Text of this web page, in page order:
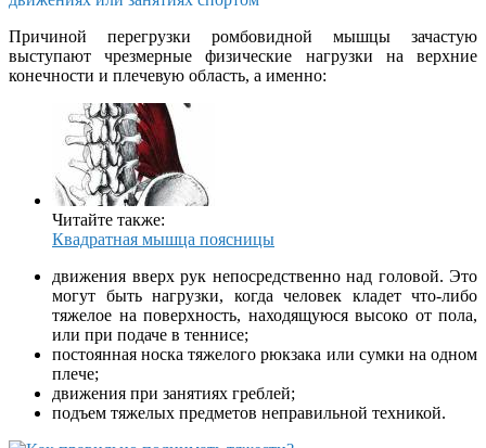
Причиной перегрузки ромбовидной мышцы зачастую
выступают чрезмерные физические нагрузки на верхние
конечности и плечевую область, а именно:
Читайте также:
Квадратная мышца поясницы
движения вверх рук непосредственно над головой. Это
могут быть нагрузки, когда человек кладет что-либо
тяжелое на поверхность, находящуюся высоко от пола,
или при подаче в теннисе;
постоянная носка тяжелого рюкзака или сумки на одном
плече;
движения при занятиях греблей;
подъем тяжелых предметов неправильной техникой.